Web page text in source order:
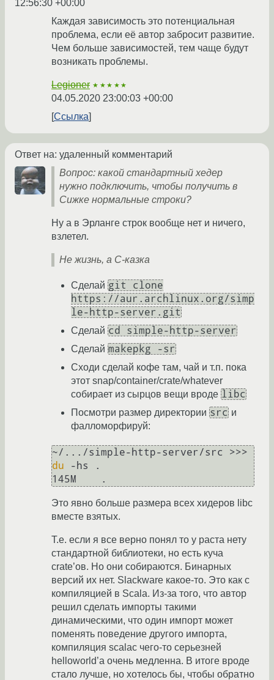
12:56:30 +00:00
Каждая зависимость это потенциальная
проблема, если её автор забросит развитие.
Чем больше зависимостей, тем чаще будут
возникать проблемы.
Legioner ★★★★★
04.05.2020 23:00:03 +00:00
Ссылка
Ответ на: удаленный комментарий
Вопрос: какой стандартный хедер
нужно подключить, чтобы получить в
Сижке нормальные строки?
Ну а в Эрланге строк вообще нет и ничего,
взлетел.
Не жизнь, а C-казка
Сделай git clone
https://aur.archlinux.org/simp
le-http-server.git
Сделай cd simple-http-server
Сделай makepkg -sr
Сходи сделай кофе там, чай и т.п. пока
этот snap/container/crate/whatever
собирает из сырцов вещи вроде libc
Посмотри размер директории src и
фалломорфируй:
du -hs .
Это явно больше размера всех хидеров libc
вместе взятых.
Т.е. если я все верно понял то у раста нету
стандартной библиотеки, но есть куча
crate’ов. Но они собираются. Бинарных
версий их нет. Slackware какое-то. Это как с
компиляцией в Scala. Из-за того, что автор
решил сделать импорты такими
динамическими, что один импорт может
поменять поведение другого импорта,
компиляция scalac чего-то серьезней
helloworld’а очень медленна. В итоге вроде
стало лучше, но хотелось бы, чтобы обратно